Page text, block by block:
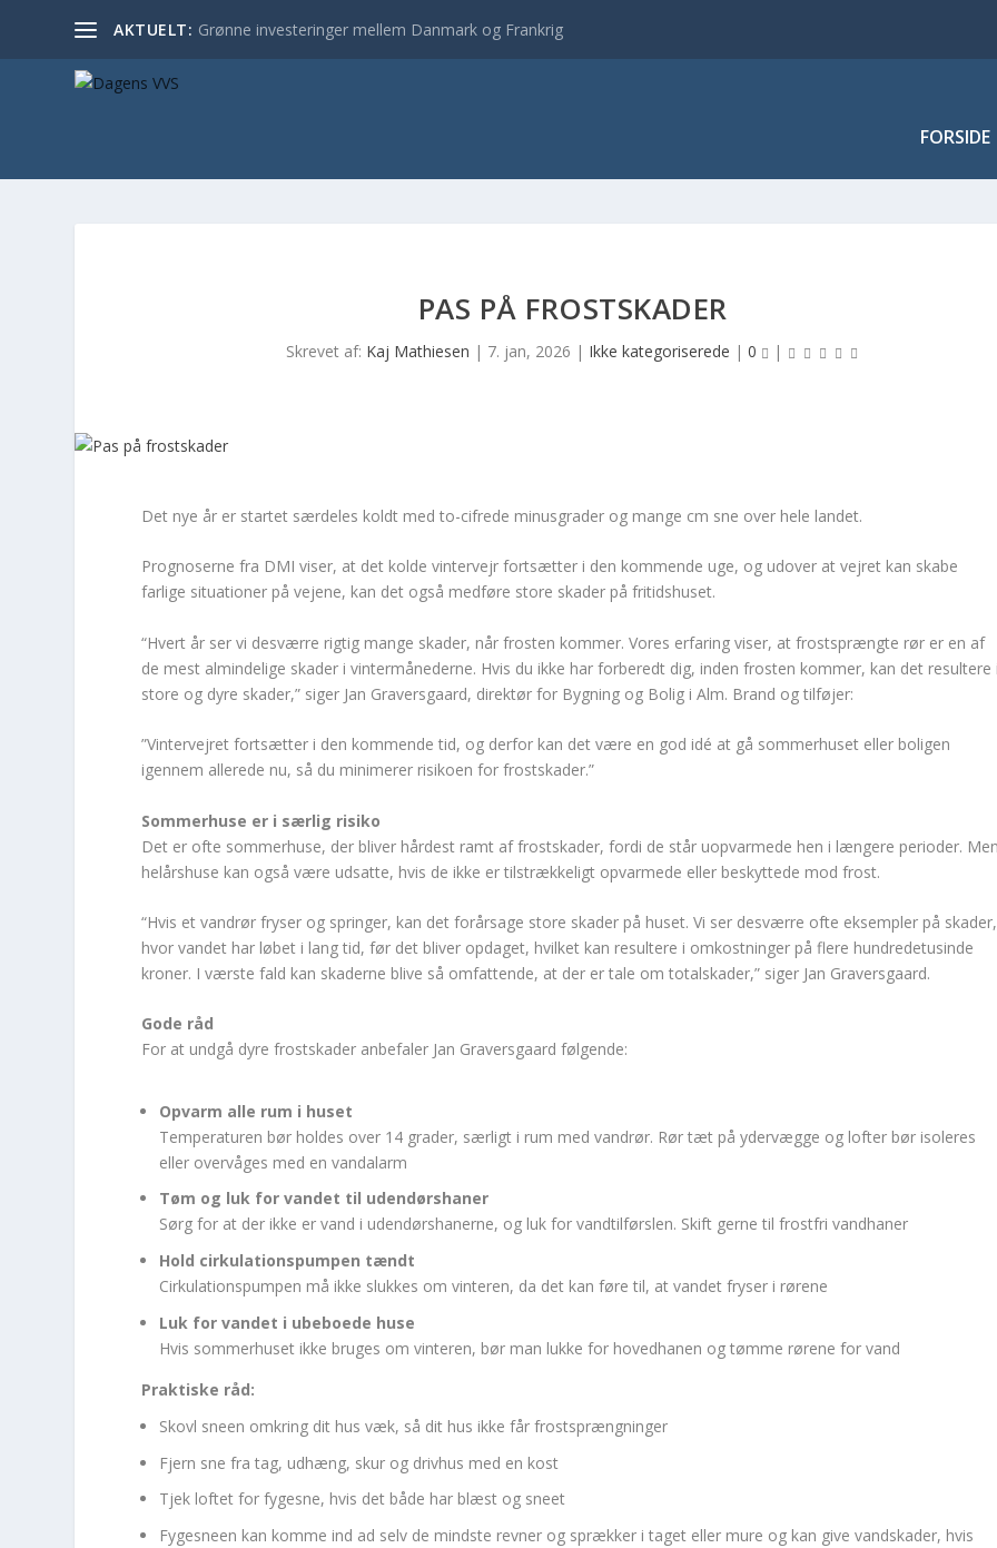
AKTUELT: Grønne investeringer mellem Danmark og Frankrig
FORSIDE
PAS PÅ FROSTSKADER
Skrevet af: Kaj Mathiesen | 7. jan, 2026 | Ikke kategoriserede | 0 |
Det nye år er startet særdeles koldt med to-cifrede minusgrader og mange cm sne over hele landet.
Prognoserne fra DMI viser, at det kolde vintervejr fortsætter i den kommende uge, og udover at vejret kan skabe
farlige situationer på vejene, kan det også medføre store skader på fritidshuset.
“Hvert år ser vi desværre rigtig mange skader, når frosten kommer. Vores erfaring viser, at frostsprængte rør er en af
de mest almindelige skader i vintermånederne. Hvis du ikke har forberedt dig, inden frosten kommer, kan det resultere i
store og dyre skader,” siger Jan Graversgaard, direktør for Bygning og Bolig i Alm. Brand og tilføjer:
”Vintervejret fortsætter i den kommende tid, og derfor kan det være en god idé at gå sommerhuset eller boligen
igennem allerede nu, så du minimerer risikoen for frostskader.”
Sommerhuse er i særlig risiko
Det er ofte sommerhuse, der bliver hårdest ramt af frostskader, fordi de står uopvarmede hen i længere perioder. Men
helårshuse kan også være udsatte, hvis de ikke er tilstrækkeligt opvarmede eller beskyttede mod frost.
“Hvis et vandrør fryser og springer, kan det forårsage store skader på huset. Vi ser desværre ofte eksempler på skader,
hvor vandet har løbet i lang tid, før det bliver opdaget, hvilket kan resultere i omkostninger på flere hundredetusinde
kroner. I værste fald kan skaderne blive så omfattende, at der er tale om totalskader,” siger Jan Graversgaard.
Gode råd
For at undgå dyre frostskader anbefaler Jan Graversgaard følgende:
Opvarm alle rum i huset
Temperaturen bør holdes over 14 grader, særligt i rum med vandrør. Rør tæt på ydervægge og lofter bør isoleres
eller overvåges med en vandalarm
Tøm og luk for vandet til udendørshaner
Sørg for at der ikke er vand i udendørshanerne, og luk for vandtilførslen. Skift gerne til frostfri vandhaner
Hold cirkulationspumpen tændt
Cirkulationspumpen må ikke slukkes om vinteren, da det kan føre til, at vandet fryser i rørene
Luk for vandet i ubeboede huse
Hvis sommerhuset ikke bruges om vinteren, bør man lukke for hovedhanen og tømme rørene for vand
Praktiske råd:
Skovl sneen omkring dit hus væk, så dit hus ikke får frostsprængninger
Fjern sne fra tag, udhæng, skur og drivhus med en kost
Tjek loftet for fygesne, hvis det både har blæst og sneet
Fygesneen kan komme ind ad selv de mindste revner og sprækker i taget eller mure og kan give vandskader, hvis